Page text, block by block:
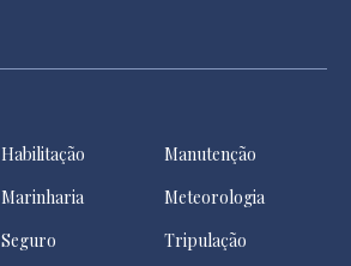
Habilitação
Manutenção
Marinharia
Meteorologia
Seguro Tripulação